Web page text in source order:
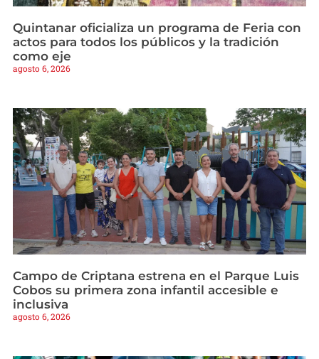
Quintanar oficializa un programa de Feria con
actos para todos los públicos y la tradición
como eje
agosto 6, 2026
Campo de Criptana estrena en el Parque Luis
Cobos su primera zona infantil accesible e
inclusiva
agosto 6, 2026